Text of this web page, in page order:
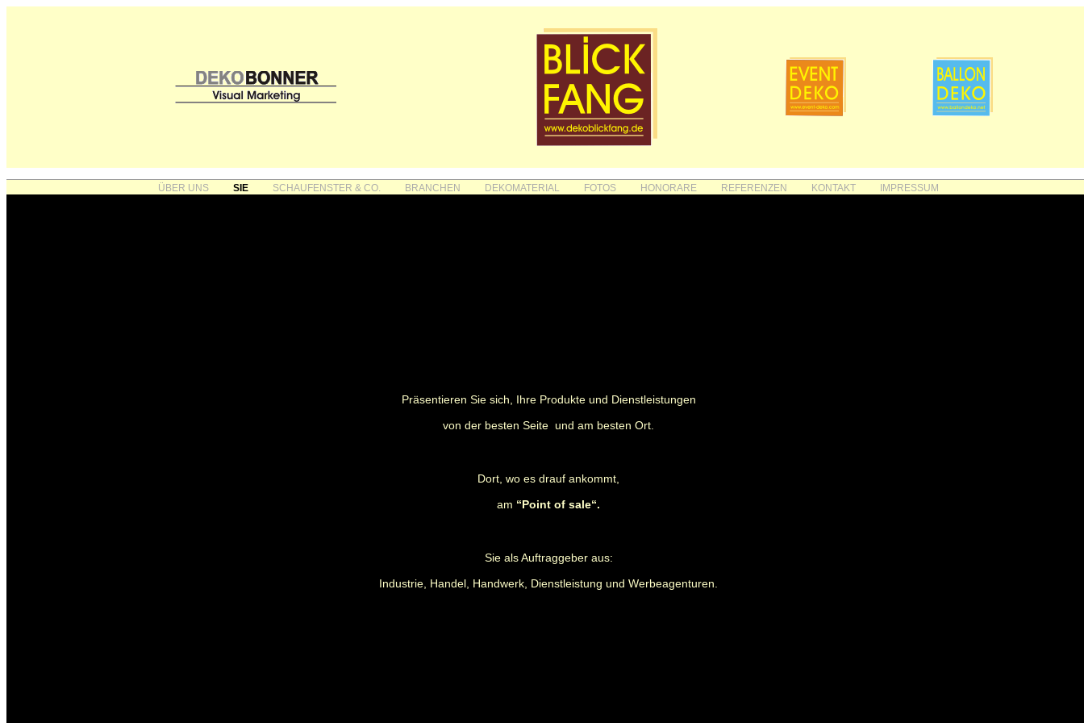
ÜBER UNS SIE SCHAUFENSTER & CO. BRANCHEN DEKOMATERIAL FOTOS HONORARE REFERENZEN KONTAKT IMPRESSUM
Präsentieren Sie sich, Ihre Produkte und Dienstleistungen
von der besten Seite und am besten Ort.
Dort, wo es drauf ankommt,
am “Point of sale“.
Sie als Auftraggeber aus:
Industrie, Handel, Handwerk, Dienstleistung und Werbeagenturen.